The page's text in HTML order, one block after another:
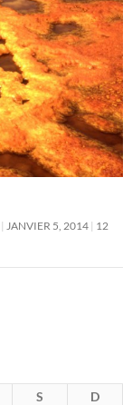
JANVIER 5, 2014 12
S
D